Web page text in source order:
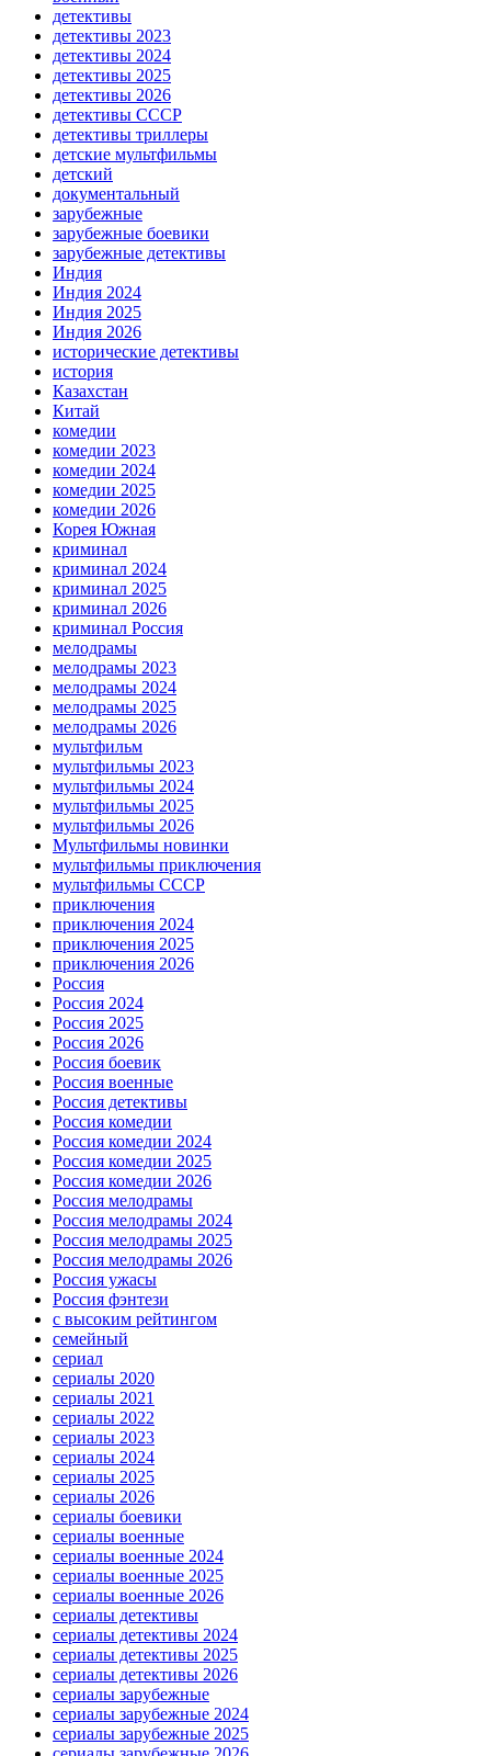
детективы
детективы 2023
детективы 2024
детективы 2025
детективы 2026
детективы СССР
детективы триллеры
детские мультфильмы
детский
документальный
зарубежные
зарубежные боевики
зарубежные детективы
Индия
Индия 2024
Индия 2025
Индия 2026
исторические детективы
история
Казахстан
Китай
комедии
комедии 2023
комедии 2024
комедии 2025
комедии 2026
Корея Южная
криминал
криминал 2024
криминал 2025
криминал 2026
криминал Россия
мелодрамы
мелодрамы 2023
мелодрамы 2024
мелодрамы 2025
мелодрамы 2026
мультфильм
мультфильмы 2023
мультфильмы 2024
мультфильмы 2025
мультфильмы 2026
Мультфильмы новинки
мультфильмы приключения
мультфильмы СССР
приключения
приключения 2024
приключения 2025
приключения 2026
Россия
Россия 2024
Россия 2025
Россия 2026
Россия боевик
Россия военные
Россия детективы
Россия комедии
Россия комедии 2024
Россия комедии 2025
Россия комедии 2026
Россия мелодрамы
Россия мелодрамы 2024
Россия мелодрамы 2025
Россия мелодрамы 2026
Россия ужасы
Россия фэнтези
с высоким рейтингом
семейный
сериал
сериалы 2020
сериалы 2021
сериалы 2022
сериалы 2023
сериалы 2024
сериалы 2025
сериалы 2026
сериалы боевики
сериалы военные
сериалы военные 2024
сериалы военные 2025
сериалы военные 2026
сериалы детективы
сериалы детективы 2024
сериалы детективы 2025
сериалы детективы 2026
сериалы зарубежные
сериалы зарубежные 2024
сериалы зарубежные 2025